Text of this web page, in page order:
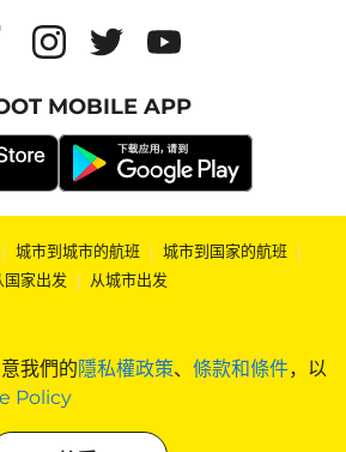
我們的隱私權政策、 條款和條件，以
Policy
MOBILE APP
| 城市到城市的航班 | 城市到国家的航班 |
国家出发 | 从城市出发